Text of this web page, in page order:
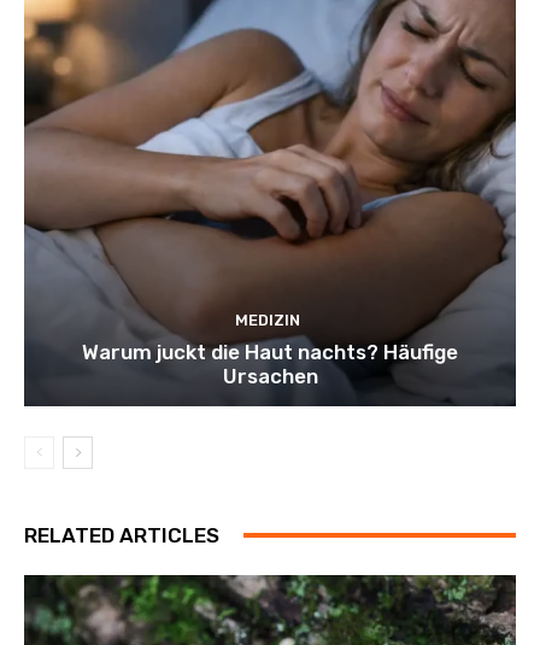
MEDIZIN
Warum juckt die Haut nachts? Häufige
Ursachen
RELATED ARTICLES